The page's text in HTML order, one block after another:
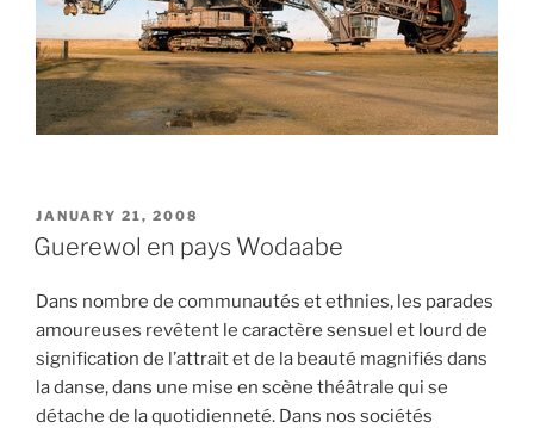
POSTED
ON
JANUARY 21, 2008
Guerewol en pays Wodaabe
Dans nombre de communautés et ethnies, les parades
amoureuses revêtent le caractère sensuel et lourd de
signification de l’attrait et de la beauté magnifiés dans
la danse, dans une mise en scène théâtrale qui se
détache de la quotidienneté. Dans nos sociétés